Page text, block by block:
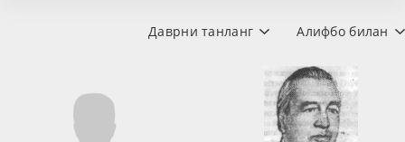
Алифбо билан
Даврни танланг